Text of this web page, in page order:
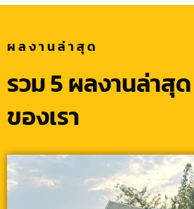
ผลงานล่าสุด
รวม 5 ผลงานล่าสุด
ของเรา